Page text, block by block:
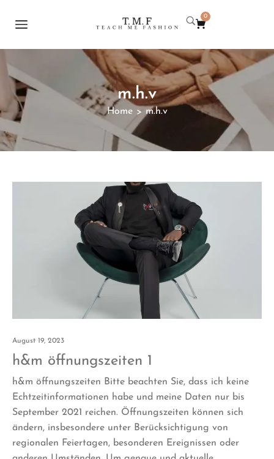
0
m.h.v
Home > m.h.v
August 19, 2023
h&m öffnungszeiten 1
h&m öffnungszeiten Bitte beachten Sie, dass ich keine
Echtzeitinformationen habe und meine Daten nur bis
September 2021 reichen. Öffnungszeiten können sich
ändern, insbesondere unter Berücksichtigung von
regionalen Feiertagen, besonderen Ereignissen oder